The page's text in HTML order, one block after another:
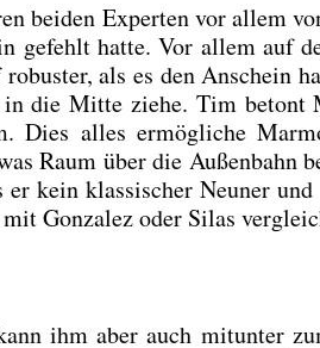
bei­den Exper­ten vor allem
gefehlt hat­te. Vor allem auf
als es den Anschein
die Mit­te zie­he. Tim betont
Dies alles ermög­li­che
Raum über die
kein klas­si­scher Neu­ner
Gon­za­lez oder Silas
ihm aber auch mit­un­ter